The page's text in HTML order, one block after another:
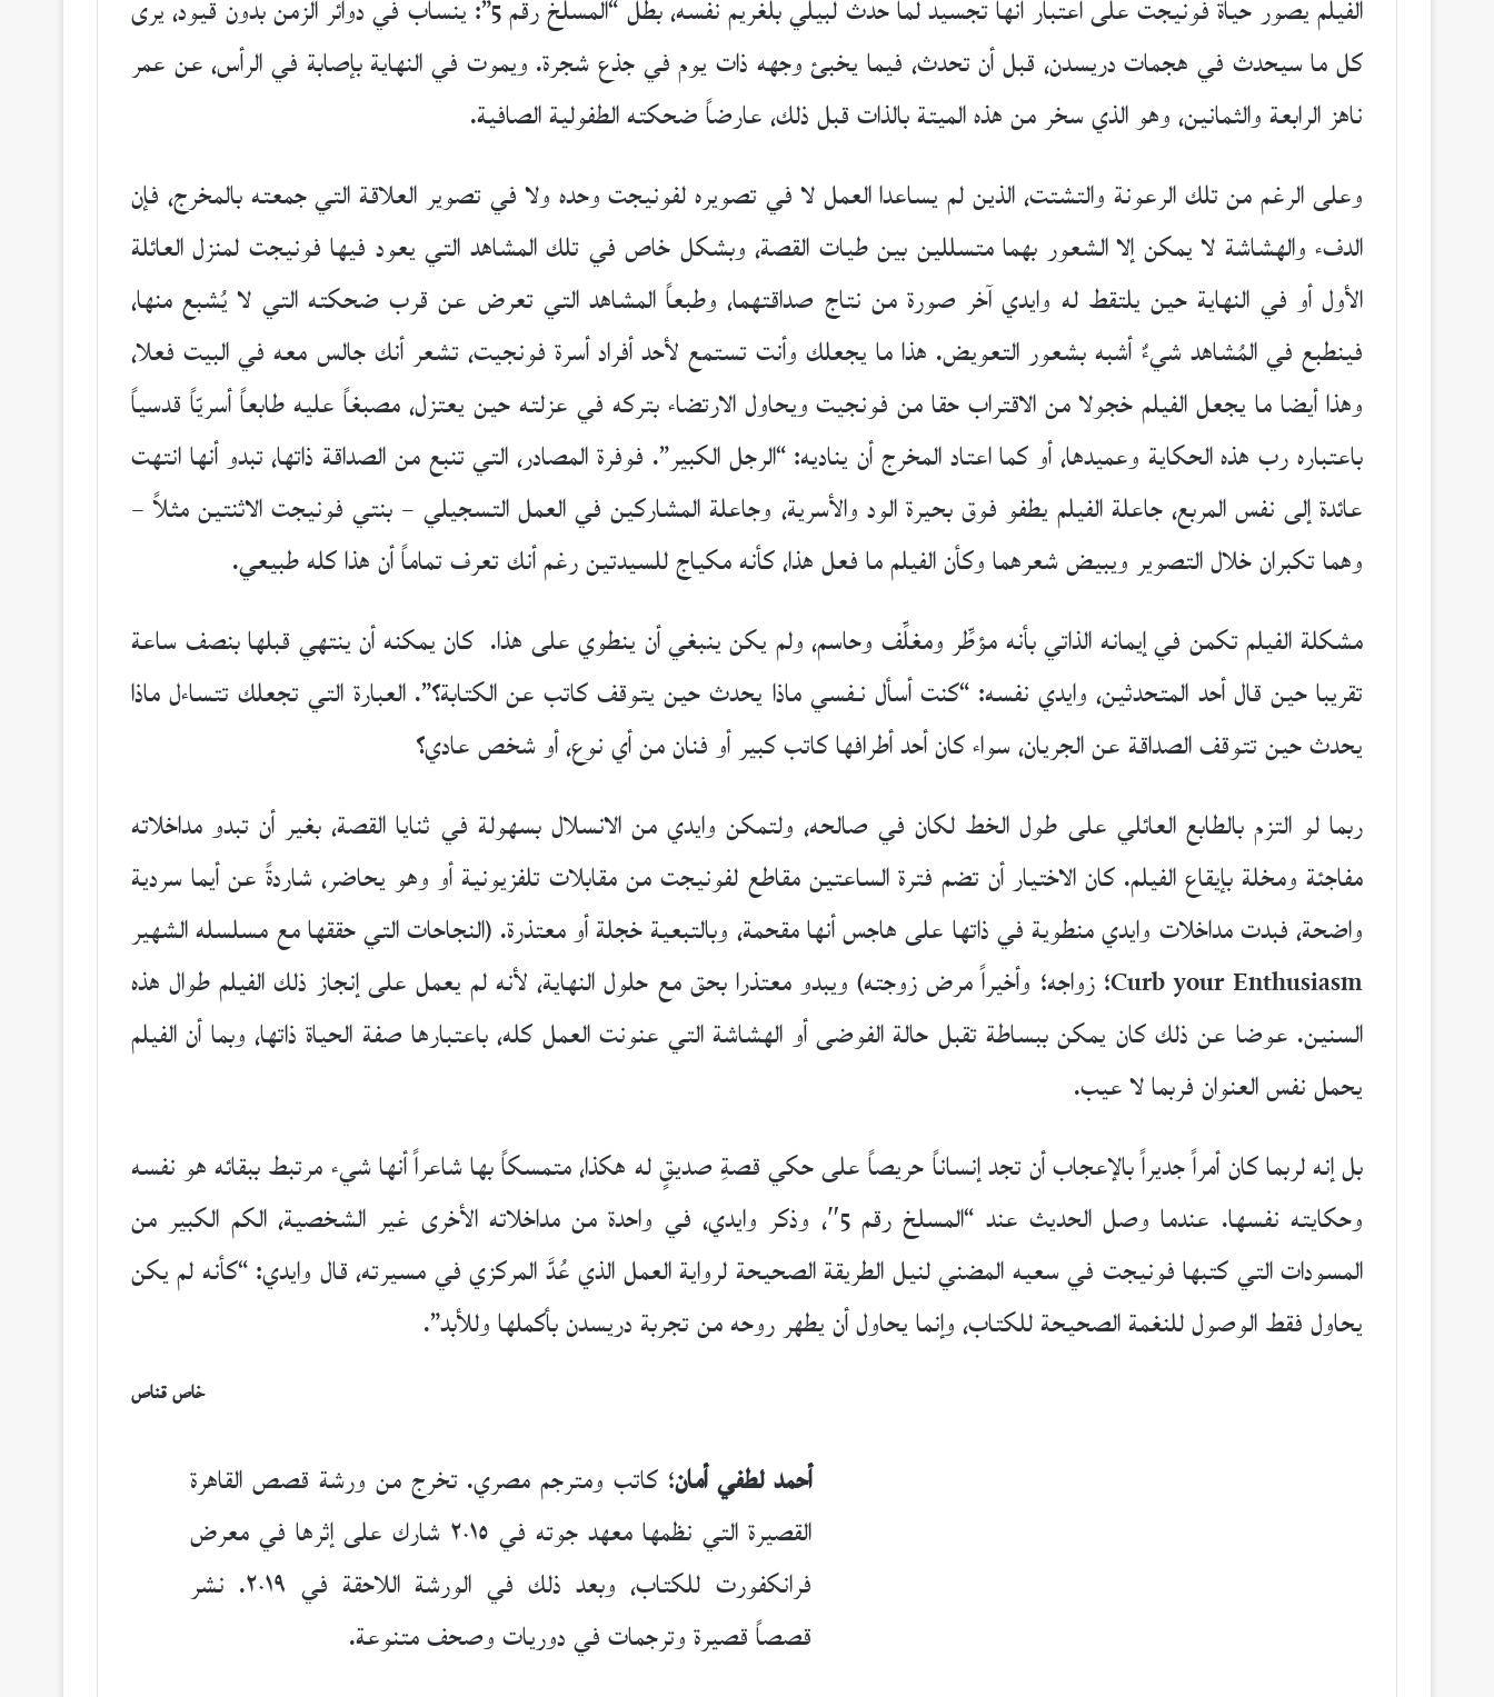
الفيلم يصور حياة فونيجت على اعتبار أنها تجسيد لما حدث لبيلي بلغريم نفسه، بطل “المسلخ رقم 5”: ينساب في دوائر الزمن بدون قيود، يرى
كل ما سيحدث في هجمات دريسدن، قبل أن تحدث، فيما يخبئ وجهه ذات يوم في جذع شجرة. ويموت في النهاية بإصابة في الرأس، عن عمر
ناهز الرابعة والثمانين، وهو الذي سخر من هذه الميتة بالذات قبل ذلك، عارضاً ضحكته الطفولية الصافية.
وعلى الرغم من تلك الرعونة والتشتت، الذين لم يساعدا العمل لا في تصويره لفونيجت وحده ولا في تصوير العلاقة التي جمعته بالمخرج، فإن
الدفء والهشاشة لا يمكن إلا الشعور بهما متسللين بين طيات القصة، وبشكل خاص في تلك المشاهد التي يعود فيها فونيجت لمنزل العائلة
الأول أو في النهاية حين يلتقط له وايدي آخر صورة من نتاج صداقتهما، وطبعاً المشاهد التي تعرض عن قرب ضحكته التي لا يُشبع منها،
فينطبع في المُشاهد شيءٌ أشبه بشعور التعويض. هذا ما يجعلك وأنت تستمع لأحد أفراد أسرة فونجيت، تشعر أنك جالس معه في البيت فعلا،
وهذا أيضا ما يجعل الفيلم خجولا من الاقتراب حقا من فونجيت ويحاول الارتضاء بتركه في عزلته حين يعتزل، مصبغاً عليه طابعاً أسريّاً قدسياً
باعتباره رب هذه الحكاية وعميدها، أو كما اعتاد المخرج أن يناديه: “الرجل الكبير”. فوفرة المصادر، التي تنبع من الصداقة ذاتها، تبدو أنها انتهت
عائدة إلى نفس المربع، جاعلة الفيلم يطفو فوق بحيرة الود والأسرية، وجاعلة المشاركين في العمل التسجيلي – بنتي فونيجت الاثنتين مثلاً –
وهما تكبران خلال التصوير ويبيض شعرهما وكأن الفيلم ما فعل هذا، كأنه مكياج للسيدتين رغم أنك تعرف تماماً أن هذا كله طبيعي.
مشكلة الفيلم تكمن في إيمانه الذاتي بأنه مؤطِّر ومغلِّف وحاسم، ولم يكن ينبغي أن ينطوي على هذا. كان يمكنه أن ينتهي قبلها بنصف ساعة
تقريبا حين قال أحد المتحدثين، وايدي نفسه: “كنت أسأل نـفسي ماذا يحدث حين يتوقف كاتب عن الكتابة؟”. العبارة التي تجعلك تتساءل ماذا
يحدث حين تتوقف الصداقة عن الجريان، سواء كان أحد أطرافها كاتب كبير أو فنان من أي نوع، أو شخص عادي؟
ربما لو التزم بالطابع العائلي على طول الخط لكان في صالحه، ولتمكن وايدي من الانسلال بسهولة في ثنايا القصة، بغير أن تبدو مداخلاته
مفاجئة ومخلة بإيقاع الفيلم. كان الاختيار أن تضم فترة الساعتين مقاطع لفونيجت من مقابلات تلفزيونية أو وهو يحاضر، شاردةً عن أيما سردية
واضحة، فبدت مداخلات وايدي منطوية في ذاتها على هاجس أنها مقحمة، وبالتبعية خجلة أو معتذرة. (النجاحات التي حققها مع مسلسله الشهير
Curb your Enthusiasm؛ زواجه؛ وأخيراً مرض زوجته) ويبدو معتذرا بحق مع حلول النهاية، لأنه لم يعمل على إنجاز ذلك الفيلم طوال هذه
السنين. عوضا عن ذلك كان يمكن ببساطة تقبل حالة الفوضى أو الهشاشة التي عنونت العمل كله، باعتبارها صفة الحياة ذاتها، وبما أن الفيلم
يحمل نفس العنوان فربما لا عيب.
بل إنه لربما كان أمراً جديراً بالإعجاب أن تجد إنساناً حريصاً على حكي قصةِ صديقٍ له هكذا، متمسكاً بها شاعراً أنها شيء مرتبط ببقائه هو نفسه
وحكايته نفسها. عندما وصل الحديث عند “المسلخ رقم 5″، وذكر وايدي، في واحدة من مداخلاته الأخرى غير الشخصية، الكم الكبير من
المسودات التي كتبها فونيجت في سعيه المضني لنيل الطريقة الصحيحة لرواية العمل الذي عُدَّ المركزي في مسيرته، قال وايدي: “كأنه لم يكن
يحاول فقط الوصول للنغمة الصحيحة للكتاب، وإنما يحاول أن يطهر روحه من تجربة دريسدن بأكملها وللأبد”.
خاص قناص
أحمد لطفي أمان؛ كاتب ومترجم مصري. تخرج من ورشة قصص القاهرة
القصيرة التي نظمها معهد جوته في ٢٠١٥ شارك على إثرها في معرض
فرانكفورت للكتاب، وبعد ذلك في الورشة اللاحقة في ٢٠١٩. نشر
قصصاً قصيرة وترجمات في دوريات وصحف متنوعة.